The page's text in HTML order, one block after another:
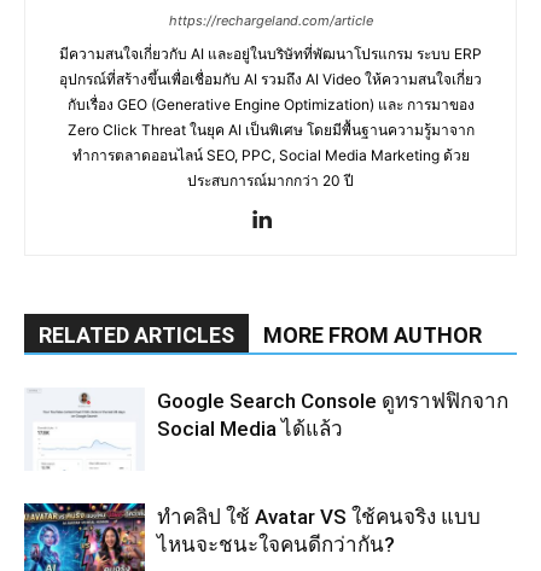
https://rechargeland.com/article
มีความสนใจเกี่ยวกับ AI และอยู่ในบริษัทที่พัฒนาโปรแกรม ระบบ ERP
อุปกรณ์ที่สร้างขึ้นเพื่อเชื่อมกับ AI รวมถึง AI Video ให้ความสนใจเกี่ยว
กับเรื่อง GEO (Generative Engine Optimization) และ การมาของ
Zero Click Threat ในยุค AI เป็นพิเศษ โดยมีพื้นฐานความรู้มาจาก
ทำการตลาดออนไลน์ SEO, PPC, Social Media Marketing ด้วย
ประสบการณ์มากกว่า 20 ปี
RELATED ARTICLES MORE FROM AUTHOR
Google Search Console ดูทราฟฟิกจาก
Social Media ได้แล้ว
ทำคลิป ใช้ Avatar VS ใช้คนจริง แบบ
ไหนจะชนะใจคนดีกว่ากัน?